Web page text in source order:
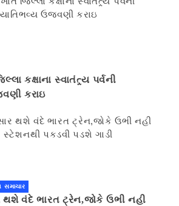
કક્ષાના સ્વાતંત્ર્ય પર્વની
કરાઇ
સમાચાર
થશે વંદે ભારત ટ્રેન,જોકે ઉભી નહી